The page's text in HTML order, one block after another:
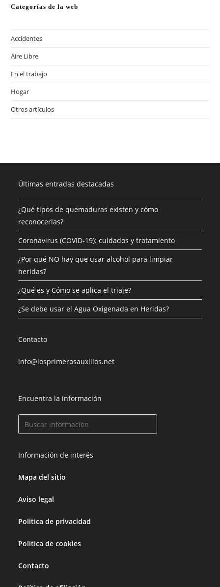
Categorías de la web
Accidentes
Aire Libre
En el trabajo
Hogar
Otros artículos
Últimas entradas destacadas
¿Qué tipos de quemaduras existen y cómo
reconocerlas?
Coronavirus (COVID-19): cuidados y tratamiento
¿Por qué NO hay que usar alcohol para limpiar
heridas?
¿Qué es y Cómo se aplica el triaje?
¿Se debe usar el Agua Oxigenada en Heridas?
Contacto
info@losprimerosauxilios.net
Encuentra la información
Información de interés
Mapa del sitio
Aviso legal
Política de privacidad
Política de cookies
Contacto